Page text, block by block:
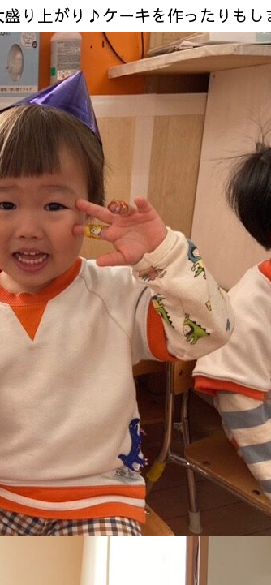
り上がり♪ケーキを作ったりもし